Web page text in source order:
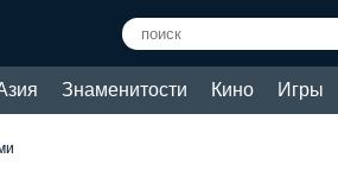
Знаменитости Кино Игры